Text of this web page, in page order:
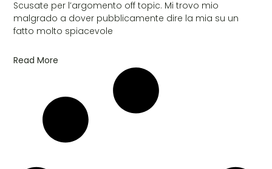
Scusate per l’argomento off topic. Mi trovo mio
malgrado a dover pubblicamente dire la mia su un
fatto molto spiacevole
Read More